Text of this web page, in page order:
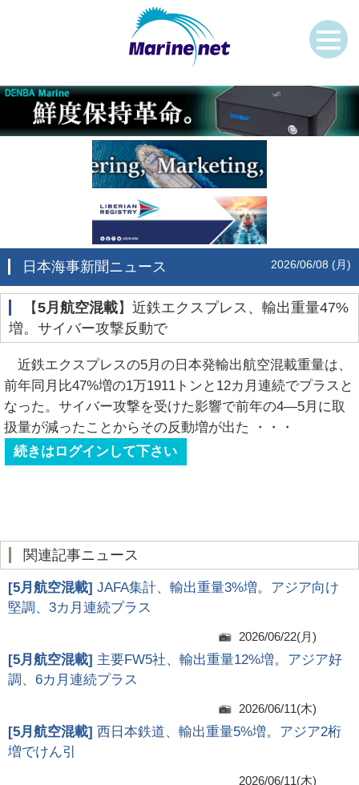
日本海事新聞ニュース 2026/06/08 (月)
‌【5月航空混載】近鉄エクスプレス、輸出重量47%
増。サイバー攻撃反動で
近鉄エクスプレスの5月の日本発輸出航空混載重量は、
前年同月比47%増の1万1911トンと12カ月連続でプラスと
なった。サイバー攻撃を受けた影響で前年の4―5月に取
扱量が減ったことからその反動増が出た
・・・
続きはログインして下さい
関連記事ニュース
[5月航空混載] JAFA集計、輸出重量3%増。アジア向け
堅調、3カ月連続プラス
2026/06/22(月)
[5月航空混載] 主要FW5社、輸出重量12%増。アジア好
調、6カ月連続プラス
2026/06/11(木)
[5月航空混載] 西日本鉄道、輸出重量5%増。アジア2桁
増でけん引
2026/06/11(木)